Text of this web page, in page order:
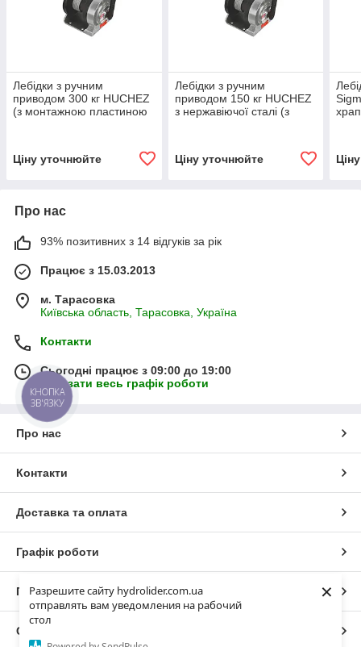
Разрешите сайту hydrolider.com.ua
отправлять вам уведомления на рабочий
стол
×
Лебідки з ручним
приводом 300 кг HUCHEZ
(з монтажною пластиною
Ціну уточнюйте
Лебідки з ручним
приводом 150 кг HUCHEZ
з нержавіючої сталі (з
Ціну уточнюйте
Про нас
93% позитивних з 14 відгуків за рік
Працює з 15.03.2013
м. Тарасовка
Київська область, Тарасовка, Україна
Контакти
Сьогодні працює з 09:00 до 19:00
Показати весь графік роботи
Про нас
Контакти
Доставка та оплата
Графік роботи
Повна версія сайту
Сайт створено на маркетплейсі
КНОПКА
ЗВ'ЯЗКУ